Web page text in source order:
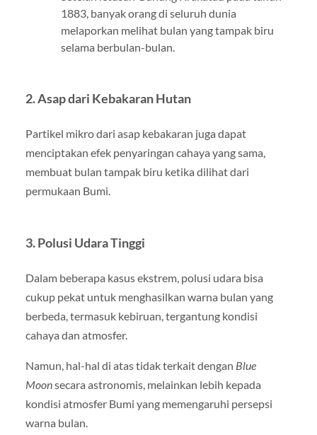
1883, banyak orang di seluruh dunia
melaporkan melihat bulan yang tampak biru
selama berbulan-bulan.
2. Asap dari Kebakaran Hutan
Partikel mikro dari asap kebakaran juga dapat
menciptakan efek penyaringan cahaya yang sama,
membuat bulan tampak biru ketika dilihat dari
permukaan Bumi.
3. Polusi Udara Tinggi
Dalam beberapa kasus ekstrem, polusi udara bisa
cukup pekat untuk menghasilkan warna bulan yang
berbeda, termasuk kebiruan, tergantung kondisi
cahaya dan atmosfer.
Namun, hal-hal di atas tidak terkait dengan Blue
Moonsecara astronomis, melainkan lebih kepada
kondisi atmosfer Bumi yang memengaruhi persepsi
warna bulan.